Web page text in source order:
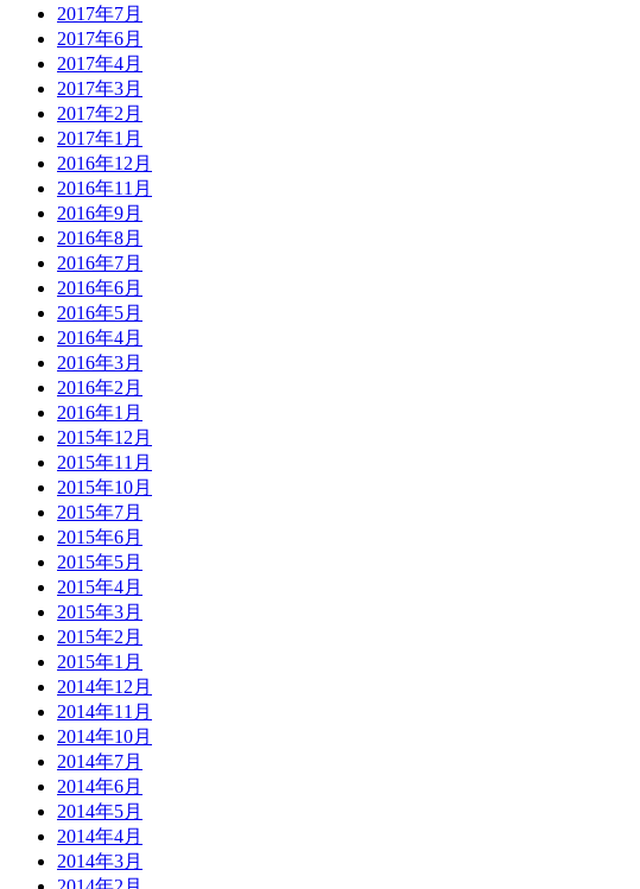
2017年7月
2017年6月
2017年4月
2017年3月
2017年2月
2017年1月
2016年12月
2016年11月
2016年9月
2016年8月
2016年7月
2016年6月
2016年5月
2016年4月
2016年3月
2016年2月
2016年1月
2015年12月
2015年11月
2015年10月
2015年7月
2015年6月
2015年5月
2015年4月
2015年3月
2015年2月
2015年1月
2014年12月
2014年11月
2014年10月
2014年7月
2014年6月
2014年5月
2014年4月
2014年3月